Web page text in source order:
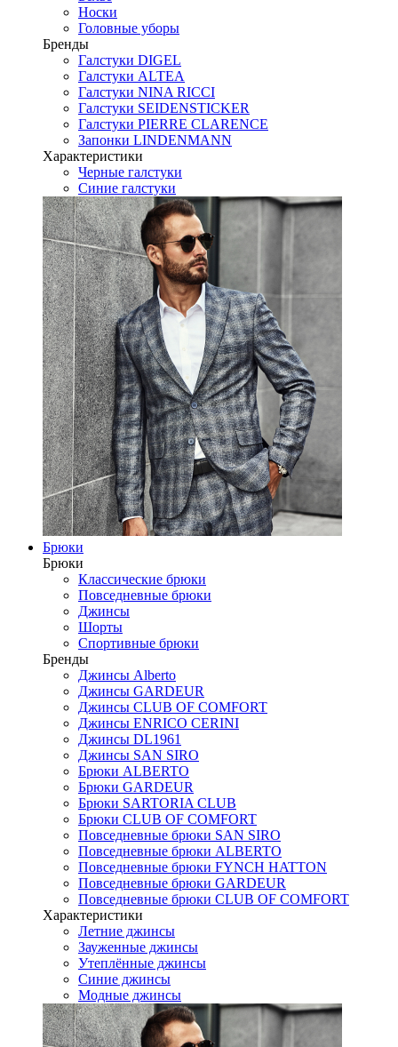
Носки
Головные уборы
Бренды
Галстуки DIGEL
Галстуки ALTEA
Галстуки NINA RICCI
Галстуки SEIDENSTICKER
Галстуки PIERRE CLARENCE
Запонки LINDENMANN
Характеристики
Черные галстуки
Синие галстуки
Брюки
Брюки
Классические брюки
Повседневные брюки
Джинсы
Шорты
Спортивные брюки
Бренды
Джинсы Alberto
Джинсы GARDEUR
Джинсы CLUB OF COMFORT
Джинсы ENRICO CERINI
Джинсы DL1961
Джинсы SAN SIRO
Брюки ALBERTO
Брюки GARDEUR
Брюки SARTORIA CLUB
Брюки CLUB OF COMFORT
Повседневные брюки SAN SIRO
Повседневные брюки ALBERTO
Повседневные брюки FYNCH HATTON
Повседневные брюки GARDEUR
Повседневные брюки CLUB OF COMFORT
Характеристики
Летние джинсы
Зауженные джинсы
Утеплённые джинсы
Синие джинсы
Модные джинсы